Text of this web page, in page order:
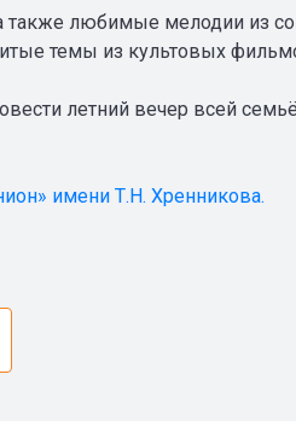
любимые мелодии из
темы из культовых
летний вечер всей
имени Т.Н. Хренникова.